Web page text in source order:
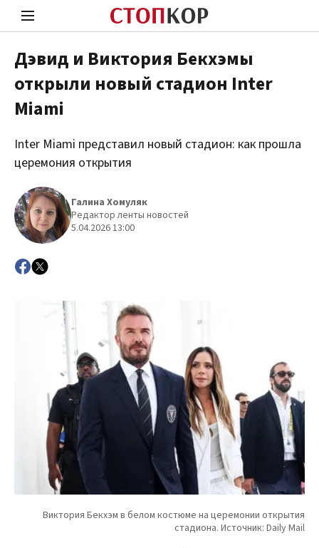
Стоп Политической Коррупции
Политика
Дэвид и Виктория Бекхэмы
открыли новый стадион Inter
Miami
Inter Miami представил новый стадион: как прошла
церемония открытия
Галина Хомуляк
Редактор ленты новостей
5.04.2026 13:00